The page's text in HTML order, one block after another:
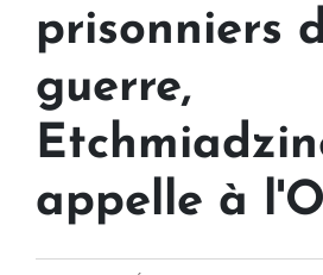
prisonniers
guerre,
appelle à